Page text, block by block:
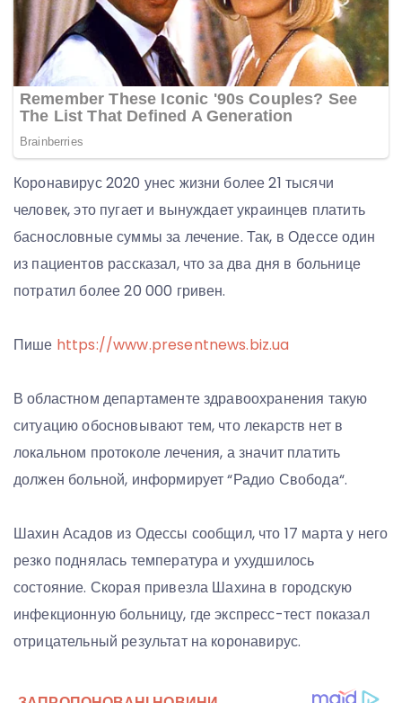
Коронавирус 2020 унес жизни более 21 тысячи
человек, это пугает и вынуждает украинцев платить
баснословные суммы за лечение. Так, в Одессе один
из пациентов рассказал, что за два дня в больнице
потратил более 20 000 гривен.
Пише https://www.presentnews.biz.ua
В областном департаменте здравоохранения такую
ситуацию обосновывают тем, что лекарств нет в
локальном протоколе лечения, а значит платить
должен больной, информирует “Радио Свобода“.
Шахин Асадов из Одессы сообщил, что 17 марта у него
резко поднялась температура и ухудшилось
состояние. Скорая привезла Шахина в городскую
инфекционную больницу, где экспресс-тест показал
отрицательный результат на коронавирус.